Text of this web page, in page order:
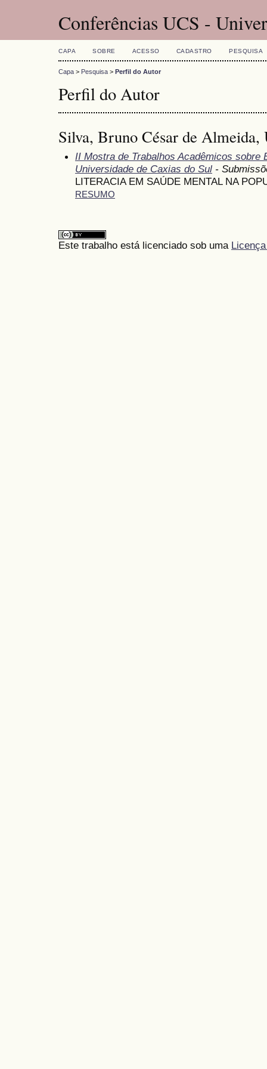
Conferências UCS -
CAPA SOBRE ACESSO CADASTRO PESQUISA
Capa > Pesquisa > Perfil do Autor
Perfil do Autor
Silva, Bruno César de
II Mostra de Trabalhos Acadêmicos sobre
Universidade de Caxias do Sul -
LITERACIA EM SAÚDE MENTAL NA
RESUMO
Este trabalho está licenciado sob uma